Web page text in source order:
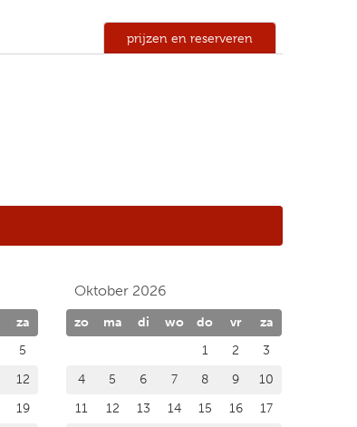
prijzen en reserveren
za
5
12
19
Oktober 2026
zo ma di wo do vr
za
1
2
3
4
5 6 7 8 9
10
11
12 13 14 15 16
17